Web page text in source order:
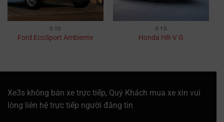
Ô TÔ
Ford EcoSport Ambiente
Ô TÔ
Honda HR-V G
Xe3s không bán xe trực tiếp, Quý Khách mua xe xin vui
lòng liên hệ trực tiếp người đăng tin